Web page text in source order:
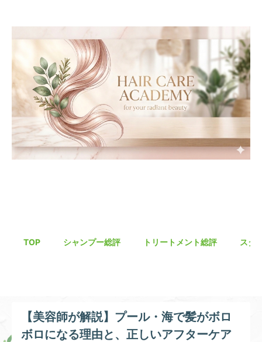
TOP シャンプー総評 トリートメント総評 スタ
【美容師が解説】プール・海で髪がボロ
ボロになる理由と、正しいアフターケア